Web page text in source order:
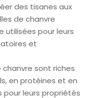
des tisanes aux
de chanvre
pour leurs
et
chanvre sont riches
en protéines et en
pour leurs propriétés